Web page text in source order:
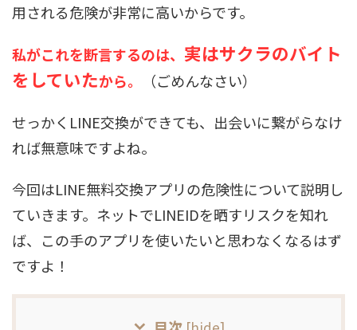
用される危険が非常に高いからです。
私がこれを断言するのは、 実はサクラのバイト
をしていたから。
（ごめんなさい）
せっかくLINE交換ができても、出会いに繋がらなけ
れば無意味ですよね。
今回はLINE無料交換アプリの危険性について説明し
ていきます。ネットでLINEIDを晒すリスクを知れ
ば、この手のアプリを使いたいと思わなくなるはず
ですよ！